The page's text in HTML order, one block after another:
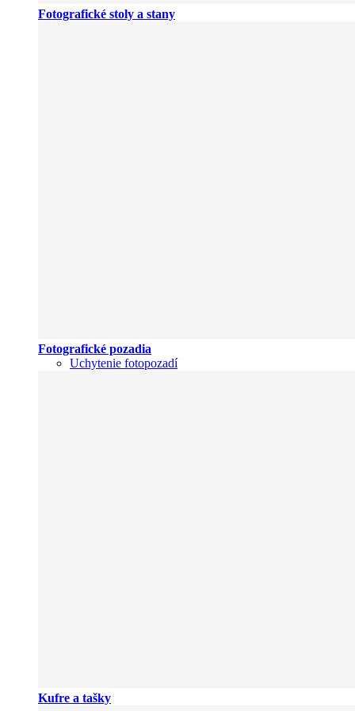
Fotografické stoly a stany
Fotografické pozadia
Uchytenie fotopozadí
Kufre a tašky